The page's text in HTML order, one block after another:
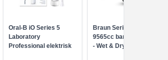
Oral-B iO Series 5
Laboratory
Professional elektrisk
Braun Series 9 Pro+
9565cc barbermaskine
- Wet & Dry, sølv